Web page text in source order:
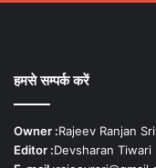
हमसे सम्पर्क करें
Owner :Rajeev Ranjan
Editor :Devsharan Tiwari